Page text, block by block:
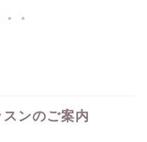
スンのご案内